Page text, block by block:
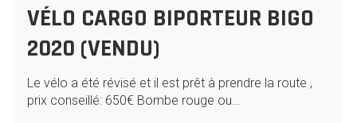
VÉLO CARGO BIPORTEUR BIGO
2020 (VENDU)
Le vélo a été révisé et il est prêt à prendre la route ,
prix conseillé: 650€ Bombe rouge ou…